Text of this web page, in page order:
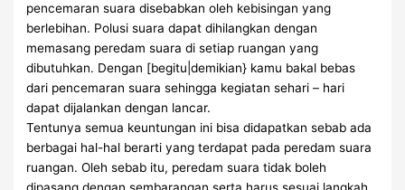
pencemaran suara disebabkan oleh kebisingan yang
berlebihan. Polusi suara dapat dihilangkan dengan
memasang peredam suara di setiap ruangan yang
dibutuhkan. Dengan [begitu|demikian} kamu bakal bebas
dari pencemaran suara sehingga kegiatan sehari – hari
dapat dijalankan dengan lancar.
Tentunya semua keuntungan ini bisa didapatkan sebab ada
berbagai hal-hal berarti yang terdapat pada peredam suara
ruangan. Oleh sebab itu, peredam suara tidak boleh